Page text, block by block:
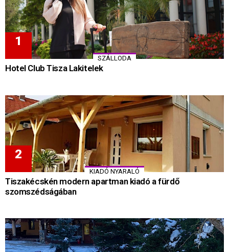
SZÁLLODA
Hotel Club Tisza Lakitelek
KIADÓ NYARALÓ
Tiszakécskén modern apartman kiadó a fürdő
szomszédságában